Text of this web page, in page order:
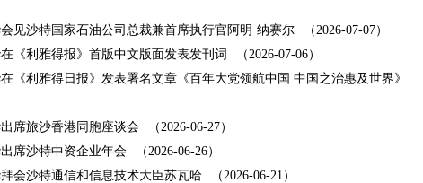
见沙特国家石油公司总裁兼首席执行官阿明·纳赛尔
（2026-07-07）
《利雅得报》首版中文版面发表发刊词
（2026-07-06）
《利雅得日报》发表署名文章《百年大党领航中国 中国之治惠及世界》
席旅沙香港同胞座谈会
（2026-06-27）
席沙特中资企业年会
（2026-06-26）
会沙特通信和信息技术大臣苏瓦哈
（2026-06-21）